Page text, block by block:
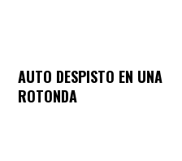
AUTO DESPISTO EN UNA
ROTONDA